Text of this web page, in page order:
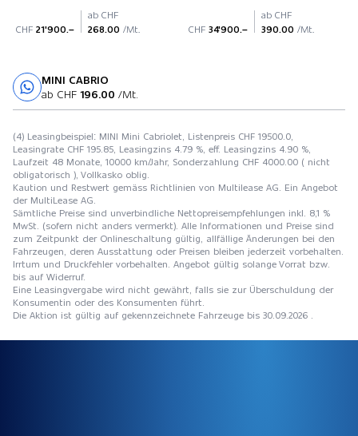
CHF 21'900.–
ab CHF
268.00 /Mt. CHF 34'900.–
ab CHF
390.00 /Mt.
MINI CABRIO
ab CHF 196.00 /Mt.
(4) Leasingbeispiel: MINI Mini Cabriolet, Listenpreis CHF 19500.0,
Leasingrate CHF 195.85, Leasingzins 4.79 %, eff. Leasingzins 4.90 %,
Laufzeit 48 Monate, 10000 km/Jahr, Sonderzahlung CHF 4000.00 ( nicht
obligatorisch ), Vollkasko oblig.
Kaution und Restwert gemäss Richtlinien von Multilease AG. Ein Angebot
der MultiLease AG.
Sämtliche Preise sind unverbindliche Nettopreisempfehlungen inkl. 8,1 %
MwSt. (sofern nicht anders vermerkt). Alle Informationen und Preise sind
zum Zeitpunkt der Onlineschaltung gültig, allfällige Änderungen bei den
Fahrzeugen, deren Ausstattung oder Preisen bleiben jederzeit vorbehalten.
Irrtum und Druckfehler vorbehalten. Angebot gültig solange Vorrat bzw.
bis auf Widerruf.
Eine Leasingvergabe wird nicht gewährt, falls sie zur Überschuldung der
Konsumentin oder des Konsumenten führt.
Die Aktion ist gültig auf gekennzeichnete Fahrzeuge bis 30.09.2026 .